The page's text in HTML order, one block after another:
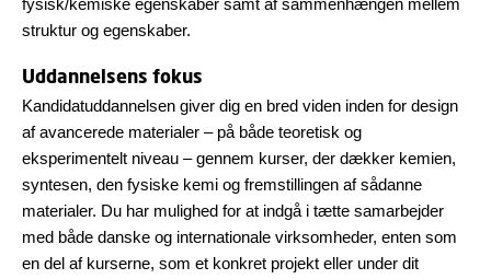
fysisk/kemiske egenskaber samt af sammenhængen mellem
struktur og egenskaber.
Uddannelsens fokus
Kandidatuddannelsen giver dig en bred viden inden for design
af avancerede materialer – på både teoretisk og
eksperimentelt niveau – gennem kurser, der dækker kemien,
syntesen, den fysiske kemi og fremstillingen af sådanne
materialer. Du har mulighed for at indgå i tætte samarbejder
med både danske og internationale virksomheder, enten som
en del af kurserne, som et konkret projekt eller under dit